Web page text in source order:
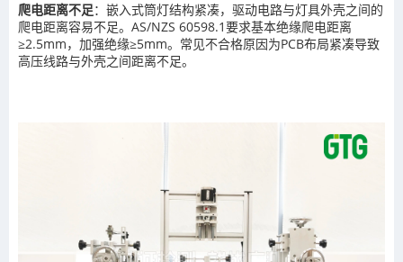
爬电距离不足：嵌入式筒灯结构紧凑，驱动电路与灯具外壳之间的
爬电距离容易不足。AS/NZS 60598.1要求基本绝缘爬电距离
≥2.5mm，加强绝缘≥5mm。常见不合格原因为PCB布局紧凑导致
高压线路与外壳之间距离不足。